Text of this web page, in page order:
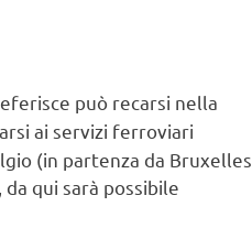
può recarsi nella
ai servizi ferroviari
(in partenza da Bruxelles
qui sarà possibile